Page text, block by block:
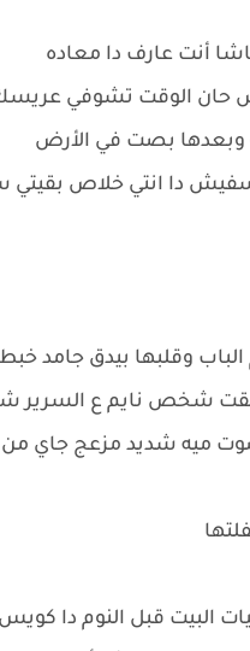
أنت عارف دا معاده
حان الوقت تشوفي
وبعدها بصت في الأرض
دا انتي خلاص
وقلبها بيدق جامد
شخص نايم ع السرير
ميه شديد مزعج جاي
البيت قبل النوم دا كويس